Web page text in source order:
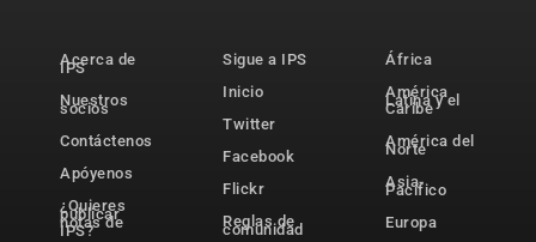
Acerca de
IPS
Nuestros
socios
Contáctenos
Apóyenos
¿Quieres
publicar
notas de
IPS?
Sigue a IPS
Inicio
Twitter
Facebook
Flickr
Reglas de
comunidad
África
América
Latina y el
Caribe
América del
Norte
Asia-
Pacífico
Europa